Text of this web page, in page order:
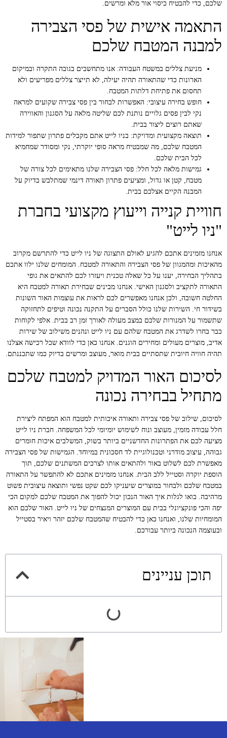
שלכם, כדי להבטיח כיסוי אור מלא ומרשים.
התאמה אישית של פסי הצבירה
למבנה המטבח שלכם
מניעת צללים במשטח העבודה: אנו מתחשבים בגובה התקרה ובמיקום
הארונות כדי שהתאורה תהיה יעילה, לא תייצר צללים מפריעים ולא
תחסום את פתיחת דלתות המטבח.
חופש בחירה עיצובי: האפשרות לבחור בין פסי צבירה שקועים למראה
נקי לבין פסים גלויים נותנת לכם שליטה מלאה על הסגנון והאווירה
שאתם רוצים ליצור בבית.
תוצאה מקצועית ומדויקת: בניו לייט אתם מקבלים פתרון שתפור למידות
המטבח שלכם, מה שמבטיח מראה סופי יוקרתי, נקי ומסודר שמחמיא
לכל הבית שלכם.
גמישות מלאה לכל חלל: פסי הצבירה שלנו מתאימים לכל צורה של
מטבח, קטן או גדול, ומציעים פתרון תאורה דינמי שמתלבש בדיוק על
המבנה הקיים אצלכם בבית.
חוויית קנייה וייעוץ מקצועי בחברת
"ניו לייט"
אנחנו מזמינים אתכם להגיע לאולם התצוגה של ניו לייט כדי להתרשם מקרוב
מהאיכות ומהמגוון של פסי הצבירה והתאורה למטבח. המומחים שלנו ילוו אתכם
בתהליך הבחירה, יענו על כל שאלה טכנית ויעזרו לכם להתאים את גופי
התאורה לתקציב ולסגנון האישי. אנחנו מבינים שבחירת תאורה למטבח היא
החלטה חשובה, ולכן אנחנו מאפשרים לכם לראות את עוצמות האור השונות
בשידור חי. השירות שלנו כולל הסברים על התקנה נכונה וטיפים לתחזוקה
שתשמור על המנורות שלכם במצב מעולה לאורך זמן רב בבית. אלפי לקוחות
כבר בחרו לשדרג את המטבח שלהם עם ניו לייט ונהנים משילוב של שירות
אדיב, מוצרים מעולים ומחירים הוגנים. אנחנו כאן כדי לוודא שכל רכישה אצלנו
תהיה חוויה חיובית שתסתיים בבית מואר, מעוצב ומרשים בדיוק כמו שתכננתם.
לסיכום האור המדויק למטבח שלכם
מתחיל בבחירה נכונה
לסיכום, שילוב של פסי צבירה ותאורה איכותית למטבח הוא המפתח ליצירת
חלל עבודה מזמין, מעוצב ונוח לשימוש יומיומי לכל המשפחה. חברת ניו לייט
מציעה לכם את הפתרונות החדשניים ביותר בשוק, המשלבים איכות חומרים
גבוהה, עיצוב מודרני וטכנולוגיית לד חסכונית במיוחד. הגמישות של פסי הצבירה
מאפשרת לכם לשלוט באור ולהתאים אותו לצרכים המשתנים שלכם, תוך
הוספת יוקרה וסטייל ללב הבית. אנחנו מזמינים אתכם לא להתפשר על התאורה
במטבח שלכם ולבחור במוצרים שיעניקו לכם שקט נפשי ותוצאה עיצובית פשוט
מרהיבה. בואו לגלות איך האור הנכון יכול להפוך את המטבח שלכם למקום הכי
יפה והכי פונקציונלי בבית עם המוצרים המנצחים של ניו לייט. האור שלכם הוא
המומחיות שלנו, ואנחנו כאן כדי להבטיח שהמטבח שלכם יזהר ויאיר בסטייל
ובעוצמה הנכונה ביותר עבורכם.
תוכן עניינים